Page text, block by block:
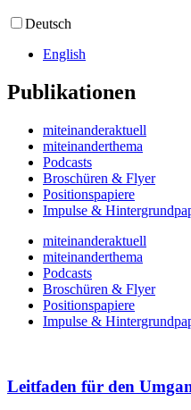
Deutsch
English
Publikationen
miteinanderaktuell
miteinanderthema
Podcasts
Broschüren & Flyer
Positionspapiere
Impulse &
miteinanderaktuell
miteinanderthema
Podcasts
Broschüren & Flyer
Positionspapiere
Impulse &
Leitfaden für den